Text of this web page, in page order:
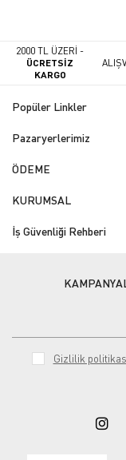
2000 TL ÜZERİ -
ÜCRETSİZ
KARGO
Popüler Linkler
Pazaryerlerimiz
ÖDEME
KURUMSAL
İş Güvenliği Rehberi
Gizlilik